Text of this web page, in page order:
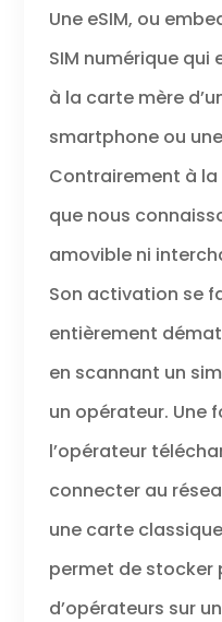
Une eSIM, ou
SIM numérique
à la carte mère
smartphone ou
Contrairement à
que nous
amovible ni
Son activation se
entièrement
en scannant un
un opérateur. Une
l’opérateur
connecter au
une carte
permet de stocker
d’opérateurs sur